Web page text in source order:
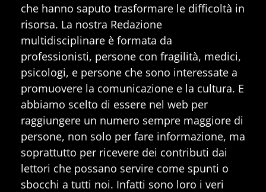
che hanno saputo trasformare le difficoltà in
risorsa. La nostra Redazione
multidisciplinare è formata da
professionisti, persone con fragilità, medici,
psicologi, e persone che sono interessate a
promuovere la comunicazione e la cultura. E
abbiamo scelto di essere nel web per
raggiungere un numero sempre maggiore di
persone, non solo per fare informazione, ma
soprattutto per ricevere dei contributi dai
lettori che possano servire come spunti o
sbocchi a tutti noi. Infatti sono loro i veri